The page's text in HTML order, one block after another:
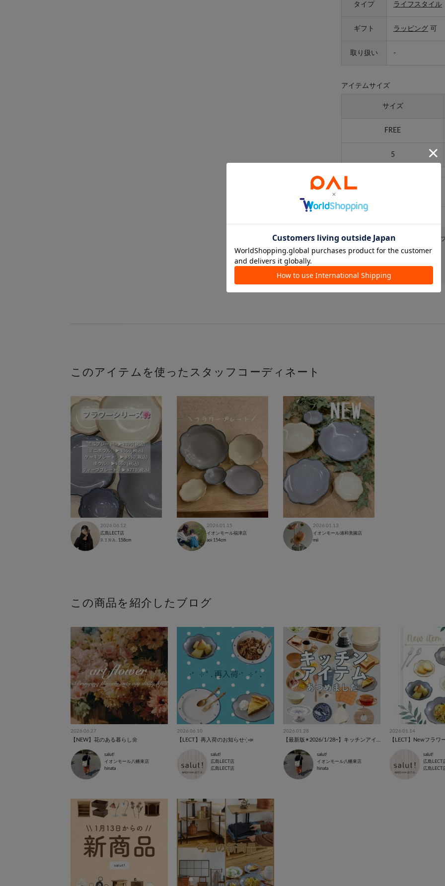
タイプ ライフスタイル
ギフト ラッピング 可
取り扱い -
アイテムサイズ
サイズ
FREE
5
ショッピングの気になる点はヘル
>送料・お届けについて
返品・キャンセルについて
このアイテムを使ったスタッフコーディネート
2026.06.12
広島LECT店
𝚁 𝙸 𝙽 𝙰 . 158cm
2026.01.15
イオンモール福津店
aoi 154cm
2026.01.13
イオンモール浦和美園店
mii
この商品を紹介したブログ
2026.06.27
【NEW】花のある暮らし🌼
salut!
イオンモール八幡東店
hinata
2026.06.10
【LECT】再入荷のお知らせ- ̗̀📣
salut!
広島LECT店
広島LECT店
2026.01.28
【最新版✴︎2026/1/28~】キッチンアイテム特集🥢
salut!
イオンモール八幡東店
hinata
2026.01.14
【LECT】Newフラワ
salut!
広島LECT
広島LECT